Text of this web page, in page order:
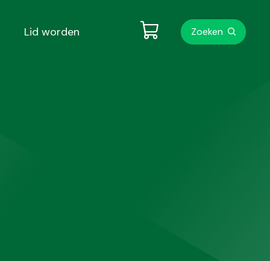
Lid worden Zoeken